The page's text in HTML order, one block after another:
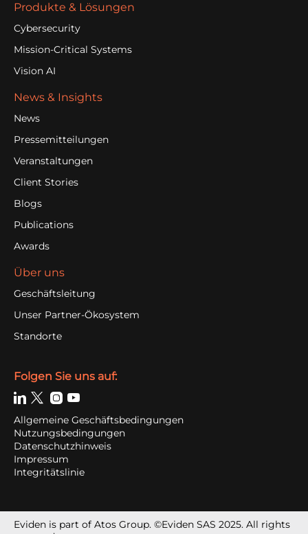
Produkte & Lösungen
Cybersecurity
Mission-Critical Systems
Vision AI
News & Insights
News
Pressemitteilungen
Veranstaltungen
Client Stories
Blogs
Publications
Awards
Über uns
Geschäftsleitung
Unser Partner-Ökosystem
Standorte
Folgen Sie uns auf:
Allgemeine Geschäfts­bedingungen
Nutzungsbedingungen
Datenschutzhinweis
Impressum
Integritätslinie
Eviden is part of Atos Group. ©Eviden SAS 2025. All rights